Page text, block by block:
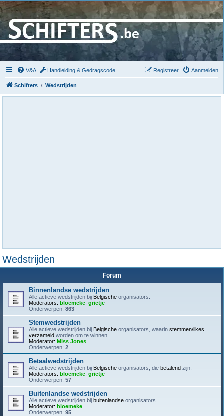
V&A Handleiding & Gedragscode Aanmelden
Registreer
Schifters Wedstrijden
Wedstrijden
Forum
Binnenlandse wedstrijden
Alle actieve wedstrijden bij Belgische organisators.
Moderators: bloemeke grietje
Onderwerpen: 863
Stemwedstrijden
Alle actieve wedstrijden bij Belgische organisators, waarin stemmen/likes
verzameld worden om te winnen.
Moderator: Miss Jones
Onderwerpen: 2
Betaalwedstrijden
Alle actieve wedstrijden bij Belgische organisators, die betalend zijn.
Moderators: bloemeke grietje
Onderwerpen: 57
Buitenlandse wedstrijden
Alle actieve wedstrijden bij buitenlandse organisators.
Moderator: bloemeke
Onderwerpen: 95